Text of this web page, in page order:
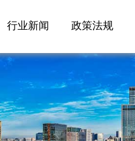
行业新闻 政策法规